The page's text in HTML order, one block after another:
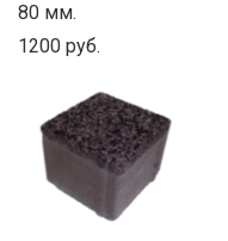
80 мм.
1200 руб.